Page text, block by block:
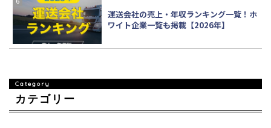
運送会社の売上・年収ランキング一覧！ホ
ワイト企業一覧も掲載【2026年】
カテゴリー